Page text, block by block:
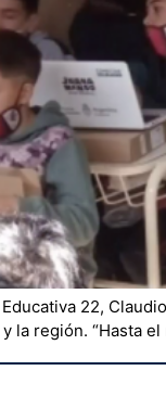
22,
la región. “Hasta